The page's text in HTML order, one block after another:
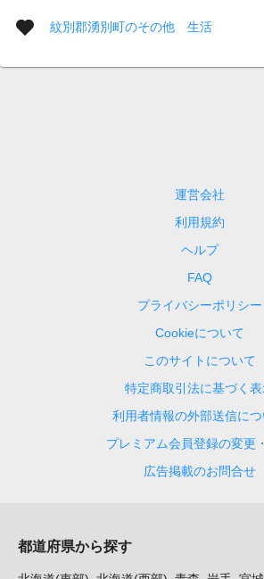
紋別郡湧別町のその他 生活
運営会社
利用規約
ヘルプ
FAQ
プライバシーポリシー
Cookieについて
このサイトについて
特定商取引法に基づく
利用者情報の外部送信に
プレミアム会員登録の変更
広告掲載のお問合せ
都道府県から探す